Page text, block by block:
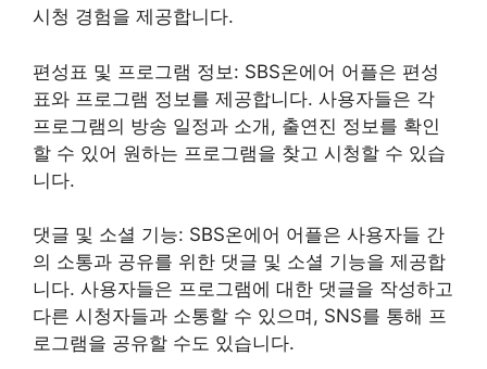
시청 경험을 제공합니다.
편성표 및 프로그램 정보: SBS온에어 어플은 편성
표와 프로그램 정보를 제공합니다. 사용자들은 각
프로그램의 방송 일정과 소개, 출연진 정보를 확인
할 수 있어 원하는 프로그램을 찾고 시청할 수 있습
니다.
댓글 및 소셜 기능: SBS온에어 어플은 사용자들 간
의 소통과 공유를 위한 댓글 및 소셜 기능을 제공합
니다. 사용자들은 프로그램에 대한 댓글을 작성하고
다른 시청자들과 소통할 수 있으며, SNS를 통해 프
로그램을 공유할 수도 있습니다.